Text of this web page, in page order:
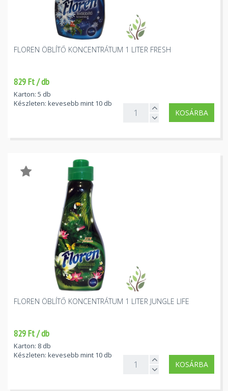
FLOREN ÖBLÍTŐ KONCENTRÁTUM 1 LITER FRESH
829 Ft / db
Karton: 5 db
Készleten: kevesebb mint 10 db
KOSÁRBA
FLOREN ÖBLÍTŐ KONCENTRÁTUM 1 LITER JUNGLE LIFE
829 Ft / db
Karton: 8 db
Készleten: kevesebb mint 10 db
KOSÁRBA